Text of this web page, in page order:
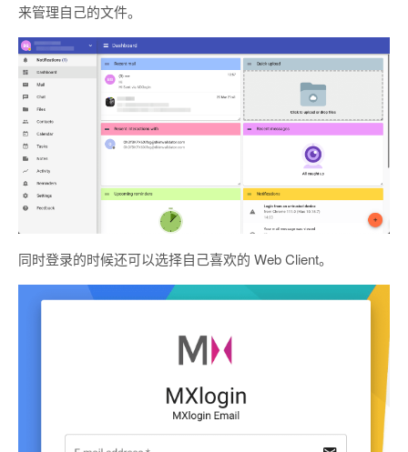
来管理自己的文件。
同时登录的时候还可以选择自己喜欢的 Web Client。